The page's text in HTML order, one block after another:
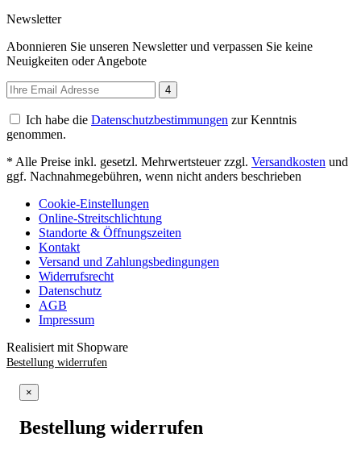
Newsletter
Abonnieren Sie unseren Newsletter und verpassen Sie keine
Neuigkeiten oder Angebote
4
Ich habe die Datenschutzbestimmungen zur Kenntnis
genommen.
* Alle Preise inkl. gesetzl. Mehrwertsteuer zzgl. Versandkosten und
ggf. Nachnahmegebühren, wenn nicht anders beschrieben
Cookie-Einstellungen
Online-Streitschlichtung
Standorte & Öffnungszeiten
Kontakt
Versand und Zahlungsbedingungen
Widerrufsrecht
Datenschutz
AGB
Impressum
Realisiert mit Shopware
Bestellung widerrufen
×
Bestellung widerrufen